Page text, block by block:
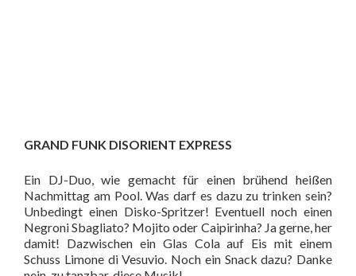
GRAND FUNK DISORIENT EXPRESS
Ein DJ-Duo, wie gemacht für einen brühend heißen
Nachmittag am Pool. Was darf es dazu zu trinken sein?
Unbedingt einen Disko-Spritzer! Eventuell noch einen
Negroni Sbagliato? Mojito oder Caipirinha? Ja gerne, her
damit! Dazwischen ein Glas Cola auf Eis mit einem
Schuss Limone di Vesuvio. Noch ein Snack dazu? Danke